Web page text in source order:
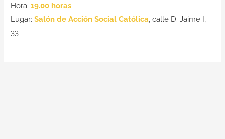
Hora: 19.00 horas
Lugar: Salón de Acción Social Católica, calle D. Jaime I,
33